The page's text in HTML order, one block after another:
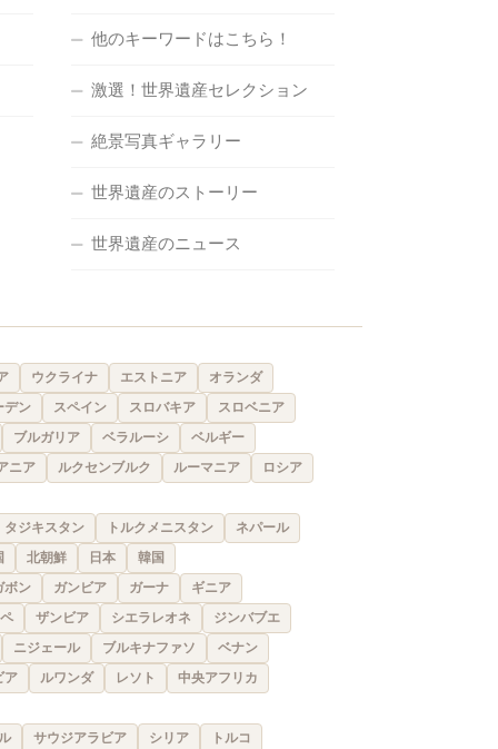
他のキーワードはこちら！
激選！世界遺産セレクション
絶景写真ギャラリー
世界遺産のストーリー
世界遺産のニュース
ウクライナ エストニア
オランダ
デン
スペイン スロバキア
スロベニア
ブルガリア
ベラルーシ
ベルギー
ニア
ルクセンブルク ルーマニア ロシア
タジキスタン トルクメニスタン
ネパール
北朝鮮 日本
韓国
ボン
ガンビア ガーナ
ギニア
ザンビア シエラレオネ
ジンバブエ
ニジェール
ブルキナファソ
ベナン
ア
ルワンダ レソト 中央アフリカ
サウジアラビア シリア トルコ